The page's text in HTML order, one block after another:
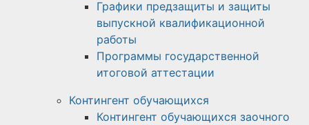
Графики предзащиты и защиты
выпускной квалификационной
работы
Программы государственной
итоговой аттестации
Контингент обучающихся
Контингент обучающихся заочного